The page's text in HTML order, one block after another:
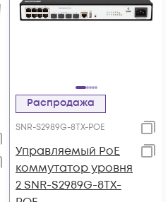
Распродажа
SNR-S2989G-8TX-POE
Управляемый PoE
коммутатор уровня
2 SNR-S2989G-8TX-